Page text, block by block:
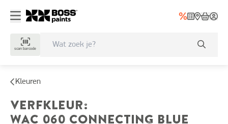
scan barcode
Kleuren
VERFKLEUR:
WAC 060 CONNECTING BLUE